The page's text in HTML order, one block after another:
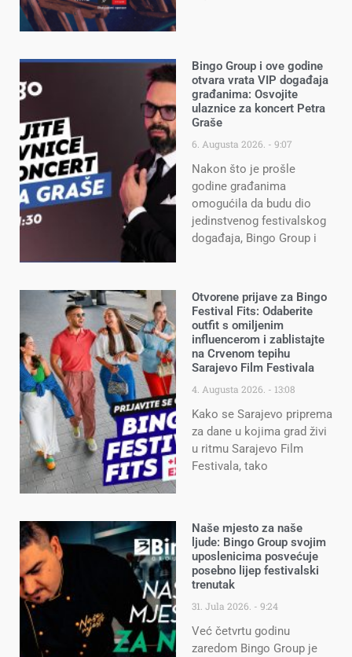
Bingo Group i ove godine
otvara vrata VIP događaja
građanima: Osvojite
ulaznice za koncert Petra
Graše
6. Augusta 2026. 9:07
Nakon što je prošle
godine građanima
omogućila da budu dio
jedinstvenog festivalskog
događaja, Bingo Group i
Otvorene prijave za Bingo
Festival Fits: Odaberite
outfit s omiljenim
influencerom i zablistajte
na Crvenom tepihu
Sarajevo Film Festivala
4. Augusta 2026. 13:08
Kako se Sarajevo priprema
za dane u kojima grad živi
u ritmu Sarajevo Film
Festivala, tako
Naše mjesto za naše
ljude: Bingo Group svojim
uposlenicima posvećuje
posebno lijep festivalski
trenutak
31. Jula 2026. 9:24
Već četvrtu godinu
zaredom Bingo Group je